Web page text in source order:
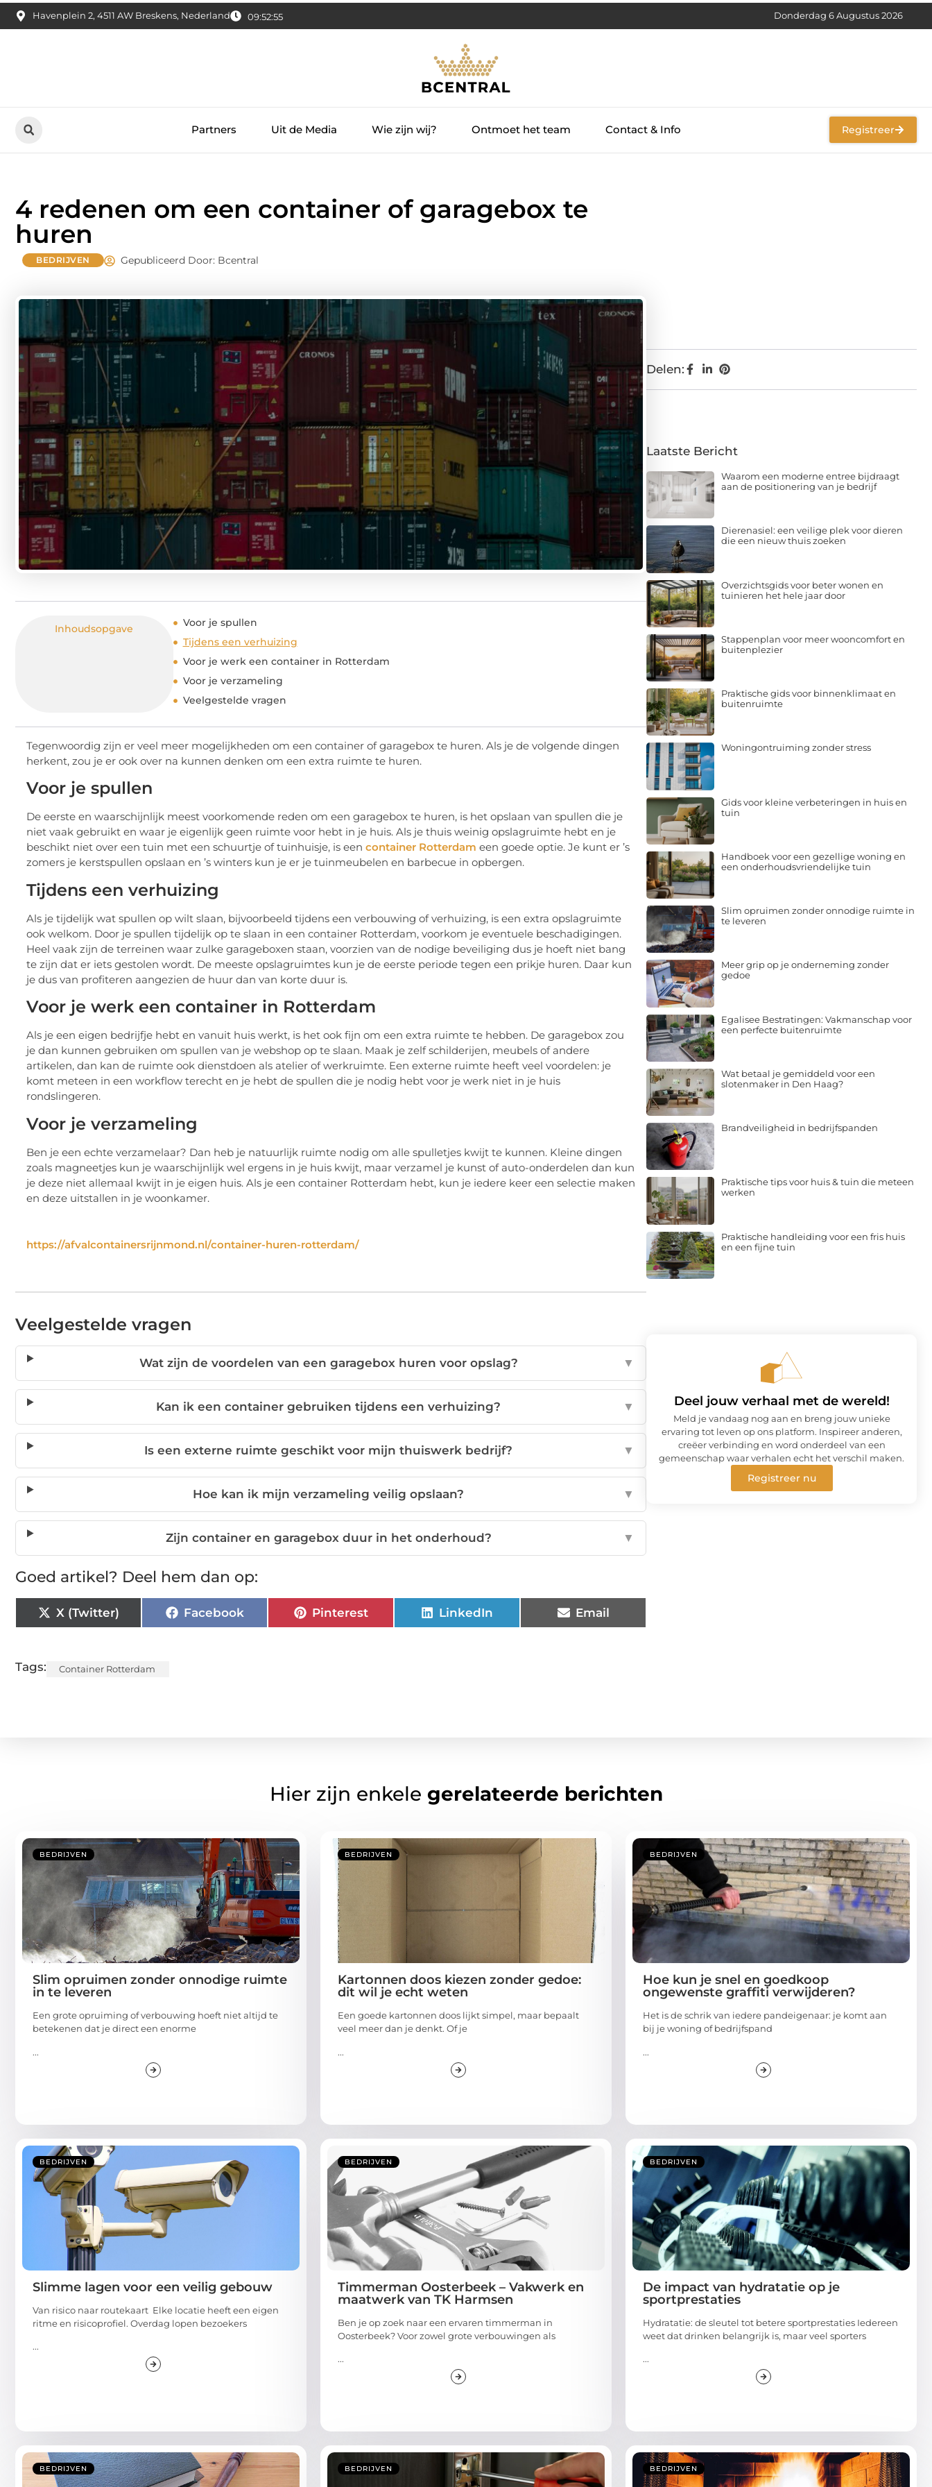
Havenplein 2, 4511 AW Breskens, Nederland 09:52:57 Donderdag 6 Augustus 2026
Partners Uit de Media Wie zijn wij? Ontmoet het team Contact & Info Registreer
4 redenen om een container of garagebox te
huren
BEDRIJVEN Gepubliceerd Door: Bcentral
Inhoudsopgave
Voor je spullen
Tijdens een verhuizing
Voor je werk een container in Rotterdam
Voor je verzameling
Veelgestelde vragen
Tegenwoordig zijn er veel meer mogelijkheden om een container of garagebox te huren. Als je de volgende dingen
herkent, zou je er ook over na kunnen denken om een extra ruimte te huren.
Voor je spullen
De eerste en waarschijnlijk meest voorkomende reden om een garagebox te huren, is het opslaan van spullen die je
niet vaak gebruikt en waar je eigenlijk geen ruimte voor hebt in je huis. Als je thuis weinig opslagruimte hebt en je
beschikt niet over een tuin met een schuurtje of tuinhuisje, is een container Rotterdam een goede optie. Je kunt er ’s
zomers je kerstspullen opslaan en ’s winters kun je er je tuinmeubelen en barbecue in opbergen.
Tijdens een verhuizing
Als je tijdelijk wat spullen op wilt slaan, bijvoorbeeld tijdens een verbouwing of verhuizing, is een extra opslagruimte
ook welkom. Door je spullen tijdelijk op te slaan in een container Rotterdam, voorkom je eventuele beschadigingen.
Heel vaak zijn de terreinen waar zulke garageboxen staan, voorzien van de nodige beveiliging dus je hoeft niet bang
te zijn dat er iets gestolen wordt. De meeste opslagruimtes kun je de eerste periode tegen een prikje huren. Daar kun
je dus van profiteren aangezien de huur dan van korte duur is.
Voor je werk een container in Rotterdam
Als je een eigen bedrijfje hebt en vanuit huis werkt, is het ook fijn om een extra ruimte te hebben. De garagebox zou
je dan kunnen gebruiken om spullen van je webshop op te slaan. Maak je zelf schilderijen, meubels of andere
artikelen, dan kan de ruimte ook dienstdoen als atelier of werkruimte. Een externe ruimte heeft veel voordelen: je
komt meteen in een workflow terecht en je hebt de spullen die je nodig hebt voor je werk niet in je huis
rondslingeren.
Voor je verzameling
Ben je een echte verzamelaar? Dan heb je natuurlijk ruimte nodig om alle spulletjes kwijt te kunnen. Kleine dingen
zoals magneetjes kun je waarschijnlijk wel ergens in je huis kwijt, maar verzamel je kunst of auto-onderdelen dan kun
je deze niet allemaal kwijt in je eigen huis. Als je een container Rotterdam hebt, kun je iedere keer een selectie maken
en deze uitstallen in je woonkamer.
https://afvalcontainersrijnmond.nl/container-huren-rotterdam/
Veelgestelde vragen
Wat zijn de voordelen van een garagebox huren voor opslag? ▼
Kan ik een container gebruiken tijdens een verhuizing? ▼
Is een externe ruimte geschikt voor mijn thuiswerk bedrijf? ▼
Hoe kan ik mijn verzameling veilig opslaan? ▼
Zijn container en garagebox duur in het onderhoud? ▼
Goed artikel? Deel hem dan op:
X (Twitter) Facebook Pinterest LinkedIn Email
Tags: Container Rotterdam
Delen:
Laatste Bericht
Waarom een moderne entree bijdraagt
aan de positionering van je bedrijf
Dierenasiel: een veilige plek voor dieren
die een nieuw thuis zoeken
Overzichtsgids voor beter wonen en
tuinieren het hele jaar door
Stappenplan voor meer wooncomfort en
buitenplezier
Praktische gids voor binnenklimaat en
buitenruimte
Woningontruiming zonder stress
Gids voor kleine verbeteringen in huis en
tuin
Handboek voor een gezellige woning en
een onderhoudsvriendelijke tuin
Slim opruimen zonder onnodige ruimte in
te leveren
Meer grip op je onderneming zonder
gedoe
Egalisee Bestratingen: Vakmanschap voor
een perfecte buitenruimte
Wat betaal je gemiddeld voor een
slotenmaker in Den Haag?
Brandveiligheid in bedrijfspanden
Praktische tips voor huis & tuin die meteen
werken
Praktische handleiding voor een fris huis
en een fijne tuin
Deel jouw verhaal met de wereld!
Meld je vandaag nog aan en breng jouw unieke
ervaring tot leven op ons platform. Inspireer anderen,
creëer verbinding en word onderdeel van een
gemeenschap waar verhalen echt het verschil maken.
Registreer nu
Hier zijn enkele gerelateerde berichten
BEDRIJVEN
Slim opruimen zonder onnodige ruimte
in te leveren
Een grote opruiming of verbouwing hoeft niet altijd te
betekenen dat je direct een enorme
...
BEDRIJVEN
Kartonnen doos kiezen zonder gedoe:
dit wil je echt weten
Een goede kartonnen doos lijkt simpel, maar bepaalt
veel meer dan je denkt. Of je
...
BEDRIJVEN
Hoe kun je snel en goedkoop
ongewenste graffiti verwijderen?
Het is de schrik van iedere pandeigenaar: je komt aan
bij je woning of bedrijfspand
...
BEDRIJVEN
Slimme lagen voor een veilig gebouw
Van risico naar routekaart Elke locatie heeft een eigen
ritme en risicoprofiel. Overdag lopen bezoekers
...
BEDRIJVEN
Timmerman Oosterbeek – Vakwerk en
maatwerk van TK Harmsen
Ben je op zoek naar een ervaren timmerman in
Oosterbeek? Voor zowel grote verbouwingen als
...
BEDRIJVEN
De impact van hydratatie op je
sportprestaties
Hydratatie: de sleutel tot betere sportprestaties Iedereen
weet dat drinken belangrijk is, maar veel sporters
...
BEDRIJVEN BEDRIJVEN BEDRIJVEN